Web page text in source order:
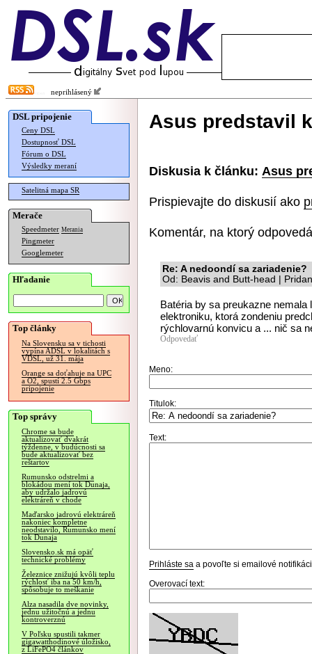
neprihlásený
DSL pripojenie
Ceny DSL
Dostupnosť DSL
Fórum o DSL
Výsledky meraní
Satelitná mapa SR
Merače
Speedmeter Merania
Pingmeter
Googlemeter
Hľadanie
Top články
Na Slovensku sa v tichosti
vypína ADSL v lokalitách s
VDSL, už 31. mája
Orange sa doťahuje na UPC
a O2, spustí 2.5 Gbps
pripojenie
Top správy
Chrome sa bude
aktualizovať dvakrát
týždenne, v budúcnosti sa
bude aktualizovať bez
reštartov
Rumunsko odstrelmi a
blokádou mení tok Dunaja,
aby udržalo jadrovú
elektráreň v chode
Maďarsko jadrovú elektráreň
nakoniec kompletne
neodstavilo, Rumunsko mení
tok Dunaja
Slovensko.sk má opäť
technické problémy
Železnice znižujú kvôli teplu
rýchlosť iba na 50 km/h,
spôsobuje to meškanie
Alza nasadila dve novinky,
jednu užitočnú a jednu
kontroverznú
V Poľsku spustili takmer
gigawatthodinové úložisko,
z LiFePO4 článkov
Asus predstavil
Diskusia k článku: Asus
Prispievajte do diskusií ako
Komentár, na ktorý
Re: A nedoondí sa zariadenie?
Od: Beavis and Butt-head |
Batéria by sa preukazne
elektroniku, ktorá zondeniu
rýchlovarnú konvicu a ... nič sa
Odpovedať
Meno:
Titulok:
Text:
Prihláste sa a povoľte si emailové
Overovací text: